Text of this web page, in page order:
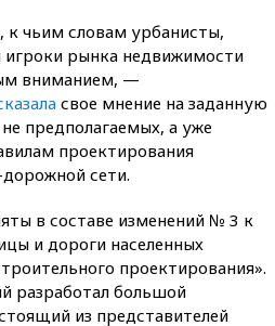
к чьим словам урбанисты,
рынка недвижимости
вниманием, —
свое мнение на заданную
предполагаемых, а уже
проектирования
сети.
в составе изменений № 3 к
и дороги населенных
проектирования».
разработал большой
из представителей